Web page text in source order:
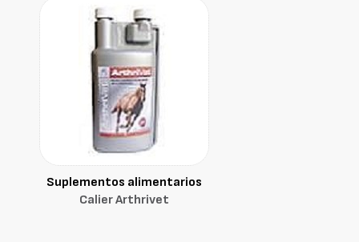
Suplementos alimentarios
Calier Arthrivet